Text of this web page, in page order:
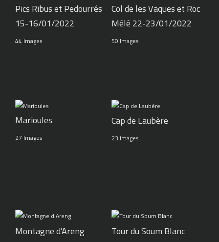
Pics Ribus et Pedourrés
15-16/01/2022
44 Images
Col de les Vaques et Roc
Mélé 22-23/01/2022
50 Images
Marioules
27 Images
Cap de Laubère
23 Images
Montagne d'Areng Tour du Soum Blanc